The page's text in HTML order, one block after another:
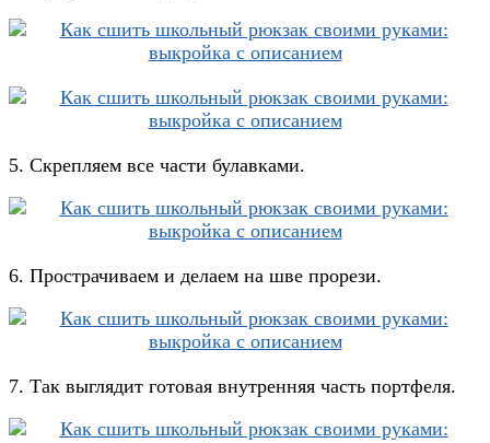
5. Скрепляем все части булавками.
6. Прострачиваем и делаем на шве прорези.
7. Так выглядит готовая внутренняя часть портфеля.